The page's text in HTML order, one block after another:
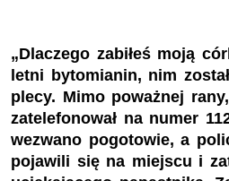
„Dlaczego zabiłeś moją
letni bytomianin, nim
plecy. Mimo poważnej
zatelefonował na numer
wezwano pogotowie, a
pojawili się na miejscu i